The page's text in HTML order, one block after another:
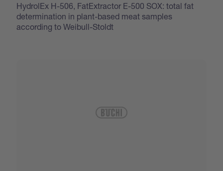
HydrolEx H-506, FatExtractor E-500 SOX: total fat
determination in plant-based meat samples
according to Weibull-Stoldt